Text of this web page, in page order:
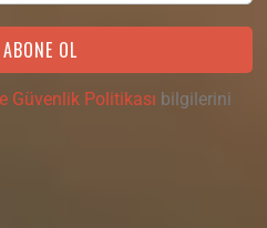
ABONE OL
Güvenlik Politikası bilgilerini